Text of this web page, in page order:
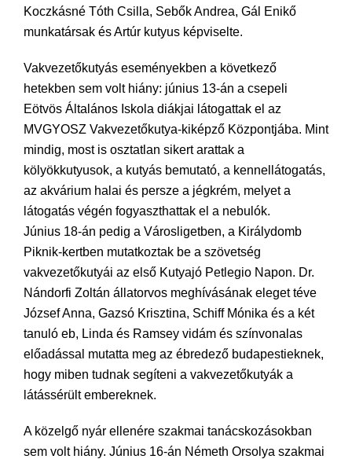
Koczkásné Tóth Csilla, Sebők Andrea, Gál Enikő
munkatársak és Artúr kutyus képviselte.
Vakvezetőkutyás eseményekben a következő
hetekben sem volt hiány: június 13-án a csepeli
Eötvös Általános Iskola diákjai látogattak el az
MVGYOSZ Vakvezetőkutya-kiképző Központjába. Mint
mindig, most is osztatlan sikert arattak a
kölyökkutyusok, a kutyás bemutató, a kennellátogatás,
az akvárium halai és persze a jégkrém, melyet a
látogatás végén fogyaszthattak el a nebulók.
Június 18-án pedig a Városligetben, a Királydomb
Piknik-kertben mutatkoztak be a szövetség
vakvezetőkutyái az első Kutyajó Petlegio Napon. Dr.
Nándorfi Zoltán állatorvos meghívásának eleget téve
József Anna, Gazsó Krisztina, Schiff Mónika és a két
tanuló eb, Linda és Ramsey vidám és színvonalas
előadással mutatta meg az ébredező budapestieknek,
hogy miben tudnak segíteni a vakvezetőkutyák a
látássérült embereknek.
A közelgő nyár ellenére szakmai tanácskozásokban
sem volt hiány. Június 16-án Németh Orsolya szakmai